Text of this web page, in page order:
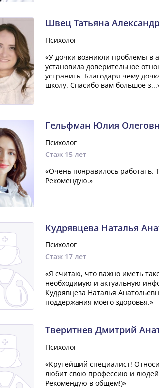
Швец Татьяна
Психолог
«У дочки возникли проблемы в
установила доверительное
устранить. Благодаря чему
школу. Спасибо вам большое
Гельфман Юлия
Психолог
Стаж 15 лет
«Очень понравилось работать.
Рекомендую.»
Кудрявцева Наталья
Психолог
Стаж 17 лет
«Я считаю, что важно иметь
необходимую и актуальную
Кудрявцева Наталья
поддержания моего здоровья.»
Тверитнев Дмитрий
Психолог
«Крутейший специалист!
любит свою профессию и
Рекомендую в общем!)»